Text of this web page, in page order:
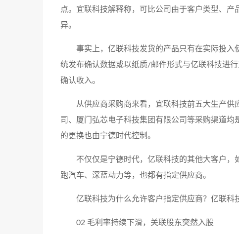
点。宜联科技解释称，可比公司由于客户类型、
异。
事实上，亿联科技发货的产品只有在实际投
统发布确认数据或以纸质/邮件形式与亿联科技进
确认收入。
从供应商采购商来看，宜联科技前五大生产
司、厦门弘芯电子科技集团有限公司等采购渠道
的更换也由宁德时代控制。
不仅仅是宁德时代，亿联科技的其他大客户
跑汽车、深蓝动力等，也都有指定供应商。
亿联科技为什么允许客户指定供应商？亿联科
02 毛利率持续下滑，关联股东突然入股